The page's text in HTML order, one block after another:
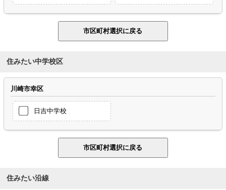
住みたい中学校区
川崎市幸区
日吉中学校
住みたい沿線